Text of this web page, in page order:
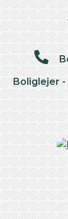
Boliglejer -